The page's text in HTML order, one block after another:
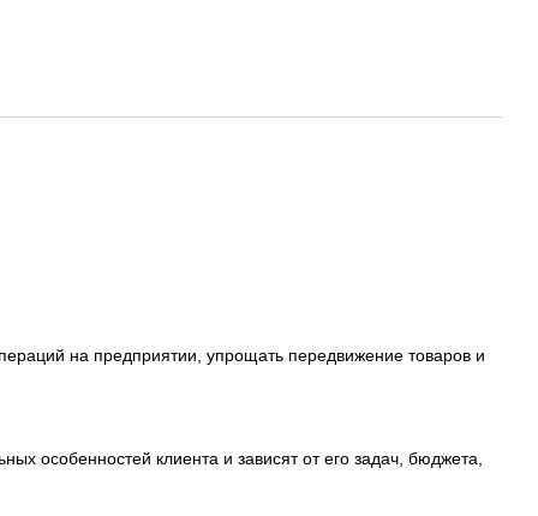
на предприятии, упрощать передвижение товаров и
особенностей клиента и зависят от его задач, бюджета,